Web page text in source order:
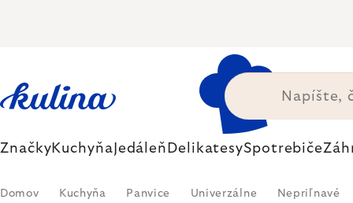
ZnačkyKuchyňa Jedáleň DelikatesySpotrebiče
Domov Kuchyňa Panvice Univerzálne Nepriľnavé